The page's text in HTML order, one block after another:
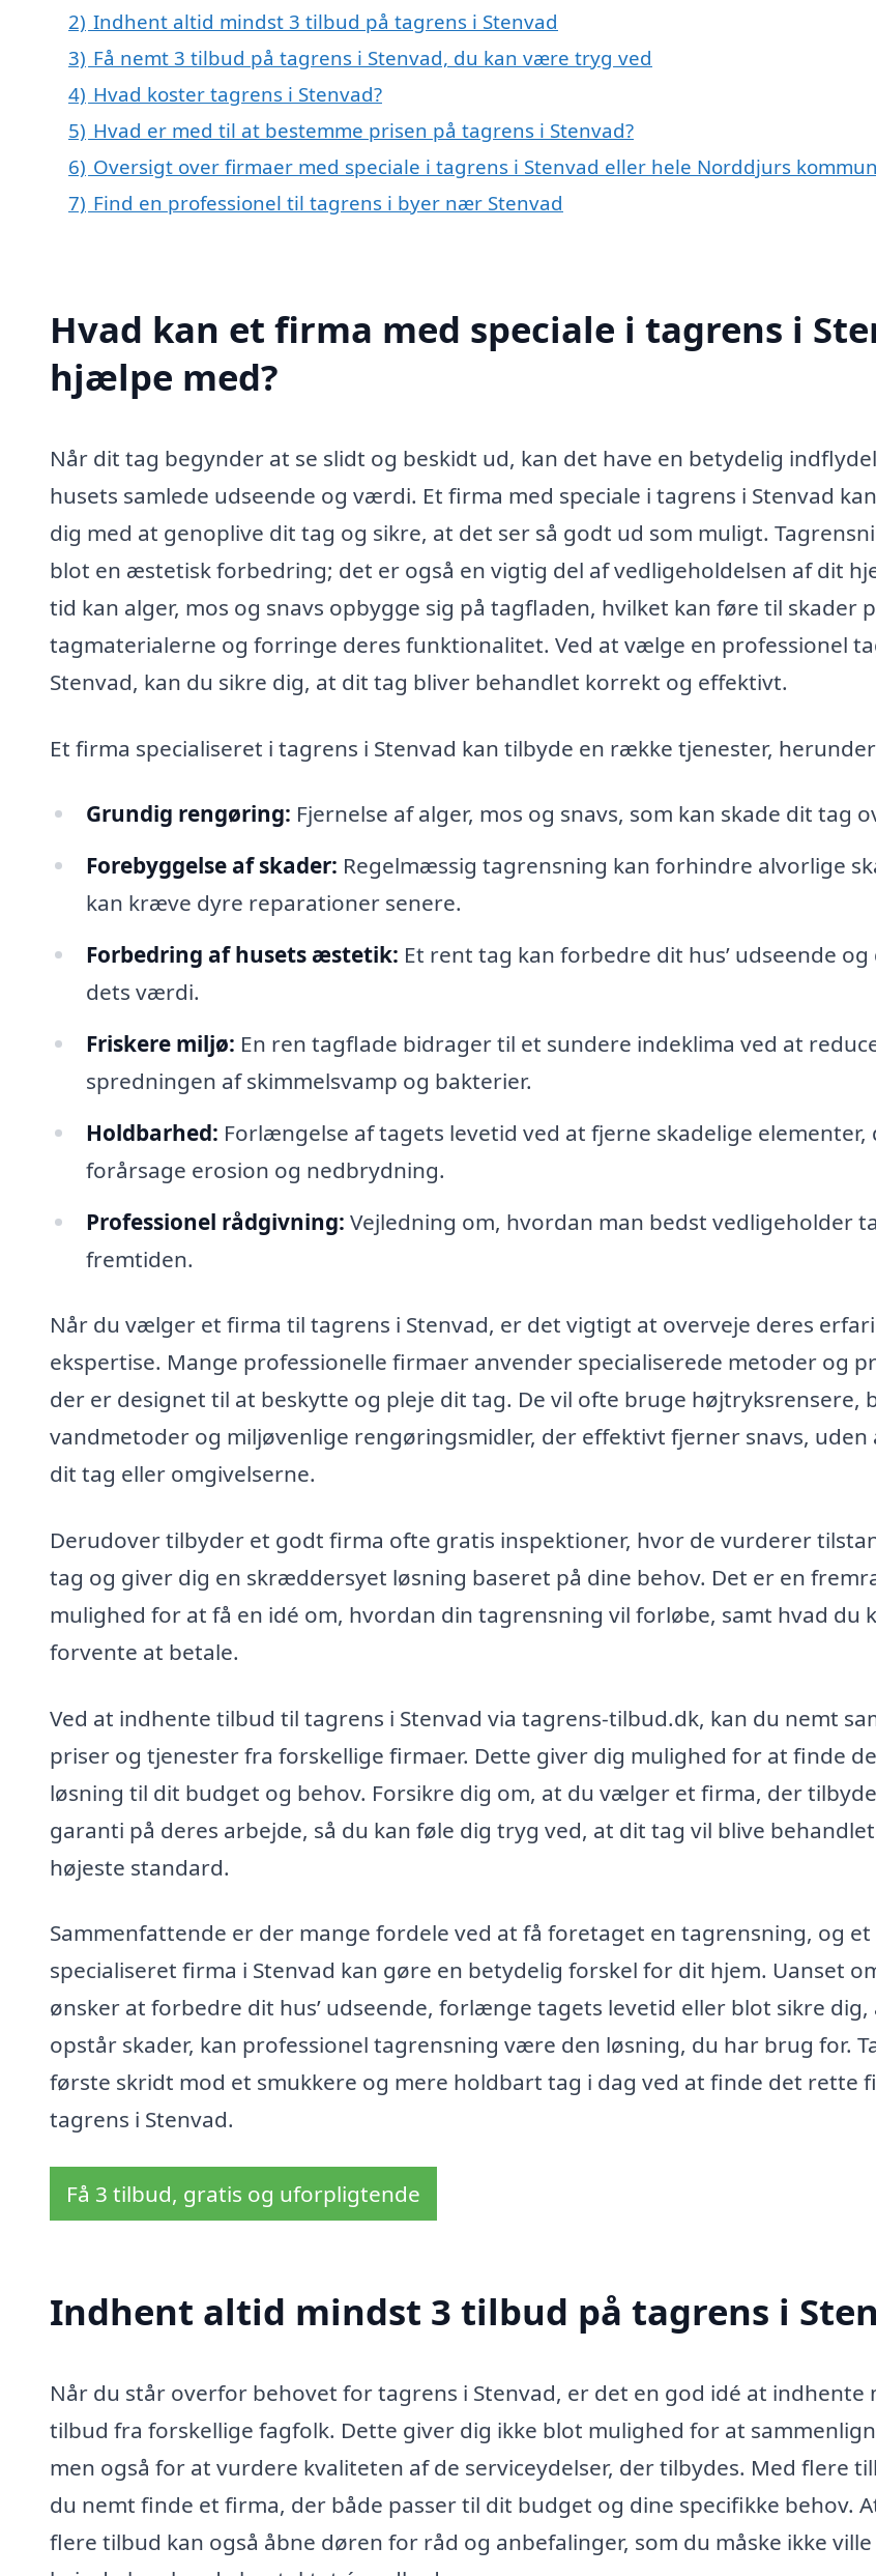
2) Indhent altid mindst 3 tilbud på tagrens i Stenvad
3) Få nemt 3 tilbud på tagrens i Stenvad, du kan være tryg ved
4) Hvad koster tagrens i Stenvad?
5) Hvad er med til at bestemme prisen på tagrens i Stenvad?
6) Oversigt over firmaer med speciale i tagrens i Stenvad eller hele Norddjurs
7) Find en professionel til tagrens i byer nær Stenvad
Hvad kan et firma med speciale i tagrens i
hjælpe med?
Når dit tag begynder at se slidt og beskidt ud, kan det have en betydelig
husets samlede udseende og værdi. Et firma med speciale i tagrens i Stenvad
dig med at genoplive dit tag og sikre, at det ser så godt ud som muligt.
blot en æstetisk forbedring; det er også en vigtig del af vedligeholdelsen af dit
tid kan alger, mos og snavs opbygge sig på tagfladen, hvilket kan føre til skader
tagmaterialerne og forringe deres funktionalitet. Ved at vælge en professionel
Stenvad, kan du sikre dig, at dit tag bliver behandlet korrekt og effektivt.
Et firma specialiseret i tagrens i Stenvad kan tilbyde en række tjenester,
Grundig rengøring: Fjernelse af alger, mos og snavs, som kan skade dit tag
Forebyggelse af skader: Regelmæssig tagrensning kan forhindre alvorlige
kan kræve dyre reparationer senere.
Forbedring af husets æstetik: Et rent tag kan forbedre dit hus’ udseende
dets værdi.
Friskere miljø: En ren tagflade bidrager til et sundere indeklima ved at
spredningen af skimmelsvamp og bakterier.
Holdbarhed: Forlængelse af tagets levetid ved at fjerne skadelige elementer,
forårsage erosion og nedbrydning.
Professionel rådgivning: Vejledning om, hvordan man bedst vedligeholder
fremtiden.
Når du vælger et firma til tagrens i Stenvad, er det vigtigt at overveje deres
ekspertise. Mange professionelle firmaer anvender specialiserede metoder og
der er designet til at beskytte og pleje dit tag. De vil ofte bruge højtryksrensere,
vandmetoder og miljøvenlige rengøringsmidler, der effektivt fjerner snavs, uden
dit tag eller omgivelserne.
Derudover tilbyder et godt firma ofte gratis inspektioner, hvor de vurderer
tag og giver dig en skræddersyet løsning baseret på dine behov. Det er en
mulighed for at få en idé om, hvordan din tagrensning vil forløbe, samt hvad du
forvente at betale.
Ved at indhente tilbud til tagrens i Stenvad via tagrens-tilbud.dk, kan du nemt
priser og tjenester fra forskellige firmaer. Dette giver dig mulighed for at finde
løsning til dit budget og behov. Forsikre dig om, at du vælger et firma, der
garanti på deres arbejde, så du kan føle dig tryg ved, at dit tag vil blive
højeste standard.
Sammenfattende er der mange fordele ved at få foretaget en tagrensning, og et
specialiseret firma i Stenvad kan gøre en betydelig forskel for dit hjem. Uanset
ønsker at forbedre dit hus’ udseende, forlænge tagets levetid eller blot sikre dig,
opstår skader, kan professionel tagrensning være den løsning, du har brug for.
første skridt mod et smukkere og mere holdbart tag i dag ved at finde det rette
tagrens i Stenvad.
Få 3 tilbud, gratis og uforpligtende
Indhent altid mindst 3 tilbud på tagrens i
Når du står overfor behovet for tagrens i Stenvad, er det en god idé at indhente
tilbud fra forskellige fagfolk. Dette giver dig ikke blot mulighed for at
men også for at vurdere kvaliteten af de serviceydelser, der tilbydes. Med flere
du nemt finde et firma, der både passer til dit budget og dine specifikke behov.
flere tilbud kan også åbne døren for råd og anbefalinger, som du måske ikke